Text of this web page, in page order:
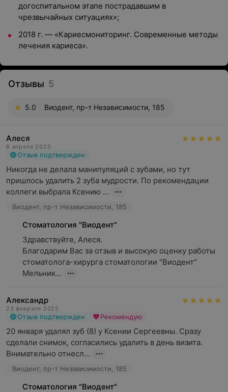
догоспитальном этапе пострадавшим в
чрезвычайных ситуациях»;
2018 г. — «Кариесмониторинг. Современные методы
лечения кариеса».
Отзывы 5
5.0 Виодент, пр-т Независимости, 185
Алеся
8 апреля 2025
Отзыв подтвержден
Никогда не делала манипуляций с зубами, но тут
пришлось удалить 2 зуба мудрости. По рекомендации
коллеги выбрала Ксению ...
Виодент, пр-т Независимости, 185
Стоматология "Виодент"
Здравствуйте, Алеся.
Благодарим Вас за отзыв и высокую оценку работы
стоматолога-хирурга стоматологии "Виодент"
Мельник...
Александр
23 февраля 2025
Отзыв подтвержден Рекомендую
20 января удалял зуб (8) у Ксении Сергеевны. Сразу
сделали снимок, согласились удалить в день визита.
Внимательно отнесл...
Виодент, пр-т Независимости, 185
Стоматология "Виодент"